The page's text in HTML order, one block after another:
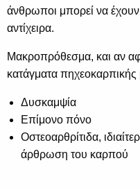
άνθρωποι μπορεί να
αντίχειρα.
Μακροπρόθεσμα, και αν
κατάγματα
Δυσκαμψία
Επίμονο πόνο
Οστεοαρθρίτιδα,
άρθρωση του καρπού